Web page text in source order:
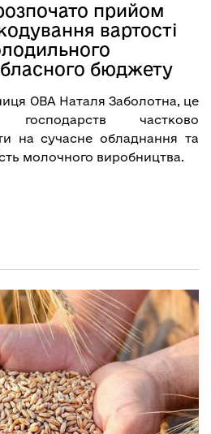
прийом
вартості
бюджету
ОВА Наталя Заболотна, це
частково
на сучасне обладнання та
молочного виробництва.